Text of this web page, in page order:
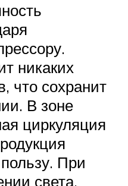
никаких
что сохранит
В зоне
циркуляция
При
света,